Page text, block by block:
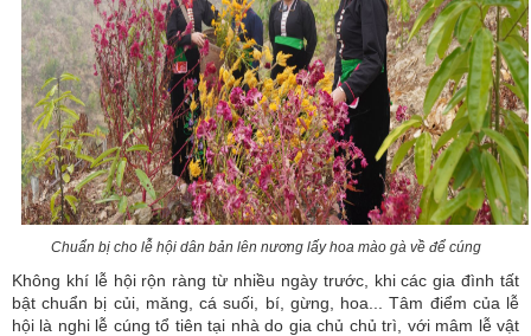
Chuẩn bị cho lễ hội dân bản lên nương lấy hoa mào gàvề để cúng
Không khí lễ hội rộn ràng từ nhiều ngày trước, khi các gia đình tất
bật chuẩn bị củi, măng, cá suối, bí, gừng, hoa... Tâm điểm của lễ
hội là nghi lễ cúng tổ tiên tại nhà do gia chủ chủ trì, với mâm lễ vật